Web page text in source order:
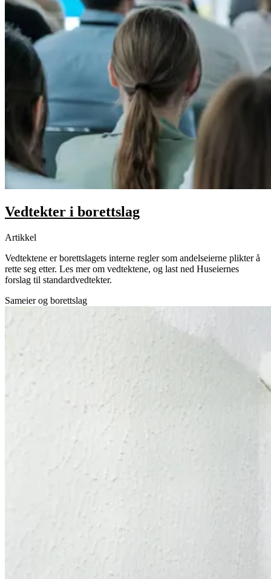
Vedtekter i borettslag
Artikkel
Vedtektene er borettslagets interne regler som andelseierne plikter å
rette seg etter. Les mer om vedtektene, og last ned Huseiernes
forslag til standardvedtekter.
Sameier og borettslag